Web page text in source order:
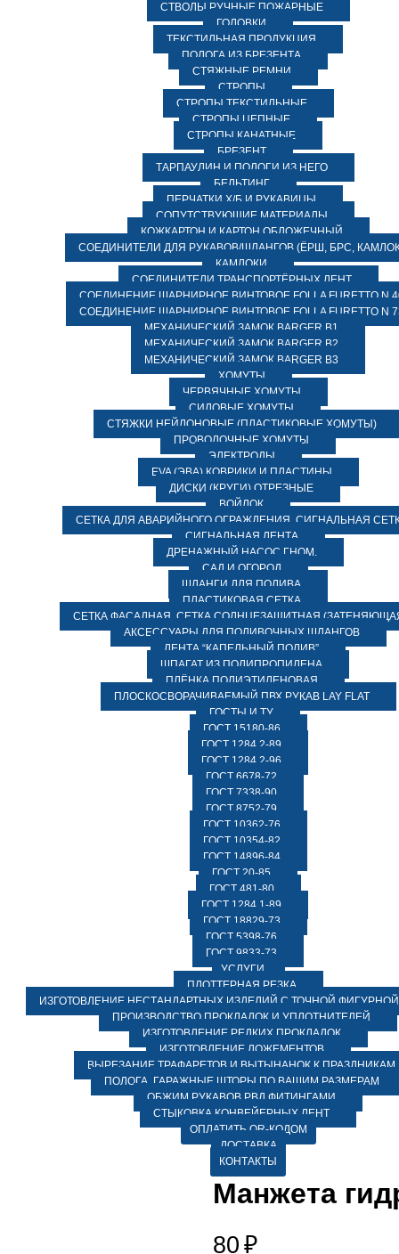
СТВОЛЫ РУЧНЫЕ ПОЖАРНЫЕ
ГОЛОВКИ
ТЕКСТИЛЬНАЯ ПРОДУКЦИЯ
ПОЛОГА ИЗ БРЕЗЕНТА
СТЯЖНЫЕ РЕМНИ
СТРОПЫ
СТРОПЫ ТЕКСТИЛЬНЫЕ
СТРОПЫ ЦЕПНЫЕ
СТРОПЫ КАНАТНЫЕ
БРЕЗЕНТ
ТАРПАУЛИН И ПОЛОГИ ИЗ НЕГО
БЕЛЬТИНГ
ПЕРЧАТКИ Х/Б И РУКАВИЦЫ
СОПУТСТВУЮЩИЕ МАТЕРИАЛЫ
КОЖКАРТОН И КАРТОН ОБЛОЖЕЧНЫЙ
СОЕДИНИТЕЛИ ДЛЯ РУКАВОВ/ШЛАНГОВ (ЁРШ, БРС,
КАМЛОКИ
СОЕДИНИТЕЛИ ТРАНСПОРТЁРНЫХ ЛЕНТ
СОЕДИНЕНИЕ ШАРНИРНОЕ ВИНТОВОЕ FOLLA FURETTO N
СОЕДИНЕНИЕ ШАРНИРНОЕ ВИНТОВОЕ FOLLA FURETTO N
МЕХАНИЧЕСКИЙ ЗАМОК BARGER B1
МЕХАНИЧЕСКИЙ ЗАМОК BARGER B2
МЕХАНИЧЕСКИЙ ЗАМОК BARGER B3
ХОМУТЫ
ЧЕРВЯЧНЫЕ ХОМУТЫ
СИЛОВЫЕ ХОМУТЫ
СТЯЖКИ НЕЙЛОНОВЫЕ (ПЛАСТИКОВЫЕ ХОМУТЫ)
ПРОВОЛОЧНЫЕ ХОМУТЫ
ЭЛЕКТРОДЫ
EVA (ЭВА) КОВРИКИ И ПЛАСТИНЫ
ДИСКИ (КРУГИ) ОТРЕЗНЫЕ
ВОЙЛОК
СЕТКА ДЛЯ АВАРИЙНОГО ОГРАЖДЕНИЯ, СИГНАЛЬНАЯ
СИГНАЛЬНАЯ ЛЕНТА
ДРЕНАЖНЫЙ НАСОС ГНОМ.
САД И ОГОРОД
ШЛАНГИ ДЛЯ ПОЛИВА
ПЛАСТИКОВАЯ СЕТКА
СЕТКА ФАСАДНАЯ. СЕТКА СОЛНЦЕЗАЩИТНАЯ
АКСЕССУАРЫ ДЛЯ ПОЛИВОЧНЫХ ШЛАНГОВ
ЛЕНТА “КАПЕЛЬНЫЙ ПОЛИВ”
ШПАГАТ ИЗ ПОЛИПРОПИЛЕНА
ПЛЁНКА ПОЛИЭТИЛЕНОВАЯ
ПЛОСКОСВОРАЧИВАЕМЫЙ ПВХ РУКАВ LAY FLAT
ГОСТЫ И ТУ
ГОСТ 15180-86
ГОСТ 1284.2-89
ГОСТ 1284.2-96
ГОСТ 6678-72
ГОСТ 7338-90
ГОСТ 8752-79
ГОСТ 10362-76
ГОСТ 10354-82
ГОСТ 14896-84
ГОСТ 20-85
ГОСТ 481-80
ГОСТ 1284.1-89
ГОСТ 18829-73
ГОСТ 5398-76
ГОСТ 9833-73
УСЛУГИ
ПЛОТТЕРНАЯ РЕЗКА
ИЗГОТОВЛЕНИЕ НЕСТАНДАРТНЫХ ИЗДЕЛИЙ С ТОЧНОЙ ФИГУРНОЙ
ПРОИЗВОДСТВО ПРОКЛАДОК И УПЛОТНИТЕЛЕЙ
ИЗГОТОВЛЕНИЕ РЕДКИХ ПРОКЛАДОК
ИЗГОТОВЛЕНИЕ ЛОЖЕМЕНТОВ
ВЫРЕЗАНИЕ ТРАФАРЕТОВ И ВЫТЫНАНОК К ПРАЗДНИКАМ
ПОЛОГА, ГАРАЖНЫЕ ШТОРЫ ПО ВАШИМ РАЗМЕРАМ
ОБЖИМ РУКАВОВ РВД ФИТИНГАМИ
СТЫКОВКА КОНВЕЙЕРНЫХ ЛЕНТ
ОПЛАТИТЬ QR-КОДОМ
ДОСТАВКА
КОНТАКТЫ
Манжета
80 ₽